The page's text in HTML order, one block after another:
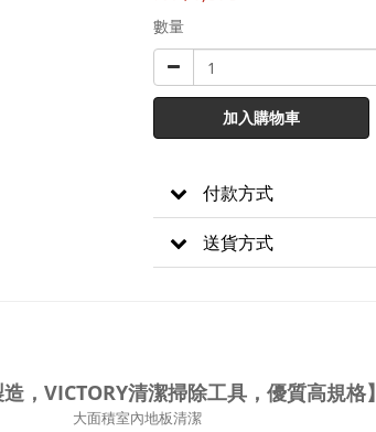
數量
加入購物車
付款方式
送貨方式
造，VICTORY清潔掃除工具，優質高規格】
大面積室內地板清潔